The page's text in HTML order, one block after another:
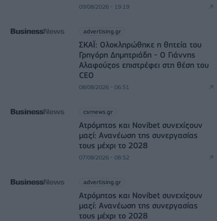
09/08/2026 - 19:19
advertising.gr
ΣΚΑΪ: Ολοκληρώθηκε η θητεία του
Γρηγόρη Δημητριάδη - Ο Γιάννης
Αλαφούζος επιστρέφει στη θέση του
CEO
08/08/2026 - 06:51
csrnews.gr
Ατρόμητος και Novibet συνεχίζουν
μαζί: Ανανέωση της συνεργασίας
τους μέχρι το 2028
07/08/2026 - 08:52
advertising.gr
Ατρόμητος και Novibet συνεχίζουν
μαζί: Ανανέωση της συνεργασίας
τους μέχρι το 2028